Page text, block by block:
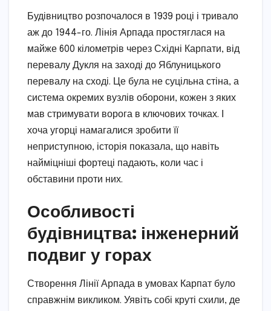
Будівництво розпочалося в 1939 році і тривало
аж до 1944-го. Лінія Арпада простяглася на
майже 600 кілометрів через Східні Карпати, від
перевалу Дукля на заході до Яблуницького
перевалу на сході. Це була не суцільна стіна, а
система окремих вузлів оборони, кожен з яких
мав стримувати ворога в ключових точках. І
хоча угорці намагалися зробити її
неприступною, історія показала, що навіть
найміцніші фортеці падають, коли час і
обставини проти них.
Особливості
будівництва: інженерний
подвиг у горах
Створення Лінії Арпада в умовах Карпат було
справжнім викликом. Уявіть собі круті схили, де